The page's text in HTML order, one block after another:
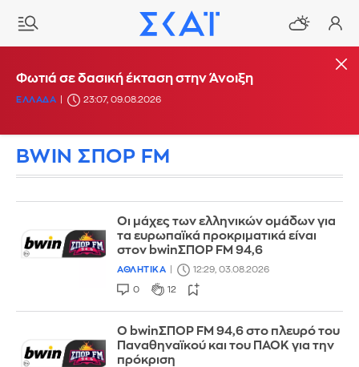
Φωτιά σε δασική έκταση στην Άνοιξη
ΕΛΛΑΔΑ 23:07, 09.08.2026
BWIN ΣΠΟΡ FM
Οι μάχες των ελληνικών ομάδων για
τα ευρωπαϊκά προκριματικά είναι
στον bwinΣΠΟΡ FM 94,6
ΑΘΛΗΤΙΚΑ 12:29, 03.08.2026
0 12
Ο bwinΣΠΟΡ FM 94,6 στο πλευρό του
Παναθηναϊκού και του ΠΑΟΚ για την
πρόκριση